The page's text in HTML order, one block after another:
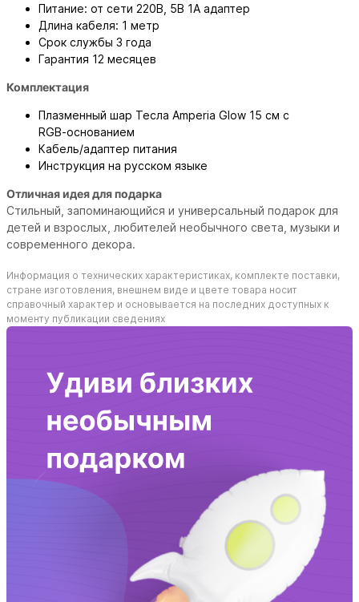
Питание: от сети 220В, 5В 1А адаптер
Длина кабеля: 1 метр
Срок службы 3 года
Гарантия 12 месяцев
Комплектация
Плазменный шар Тесла Amperia Glow 15 см с
RGB‑основанием
Кабель/адаптер питания
Инструкция на русском языке
Отличная идея для подарка
Стильный, запоминающийся и универсальный подарок для
детей и взрослых, любителей необычного света, музыки и
современного декора.
Информация о технических характеристиках, комплекте поставки,
стране изготовления, внешнем виде и цвете товара носит
справочный характер и основывается на последних доступных к
моменту публикации сведениях